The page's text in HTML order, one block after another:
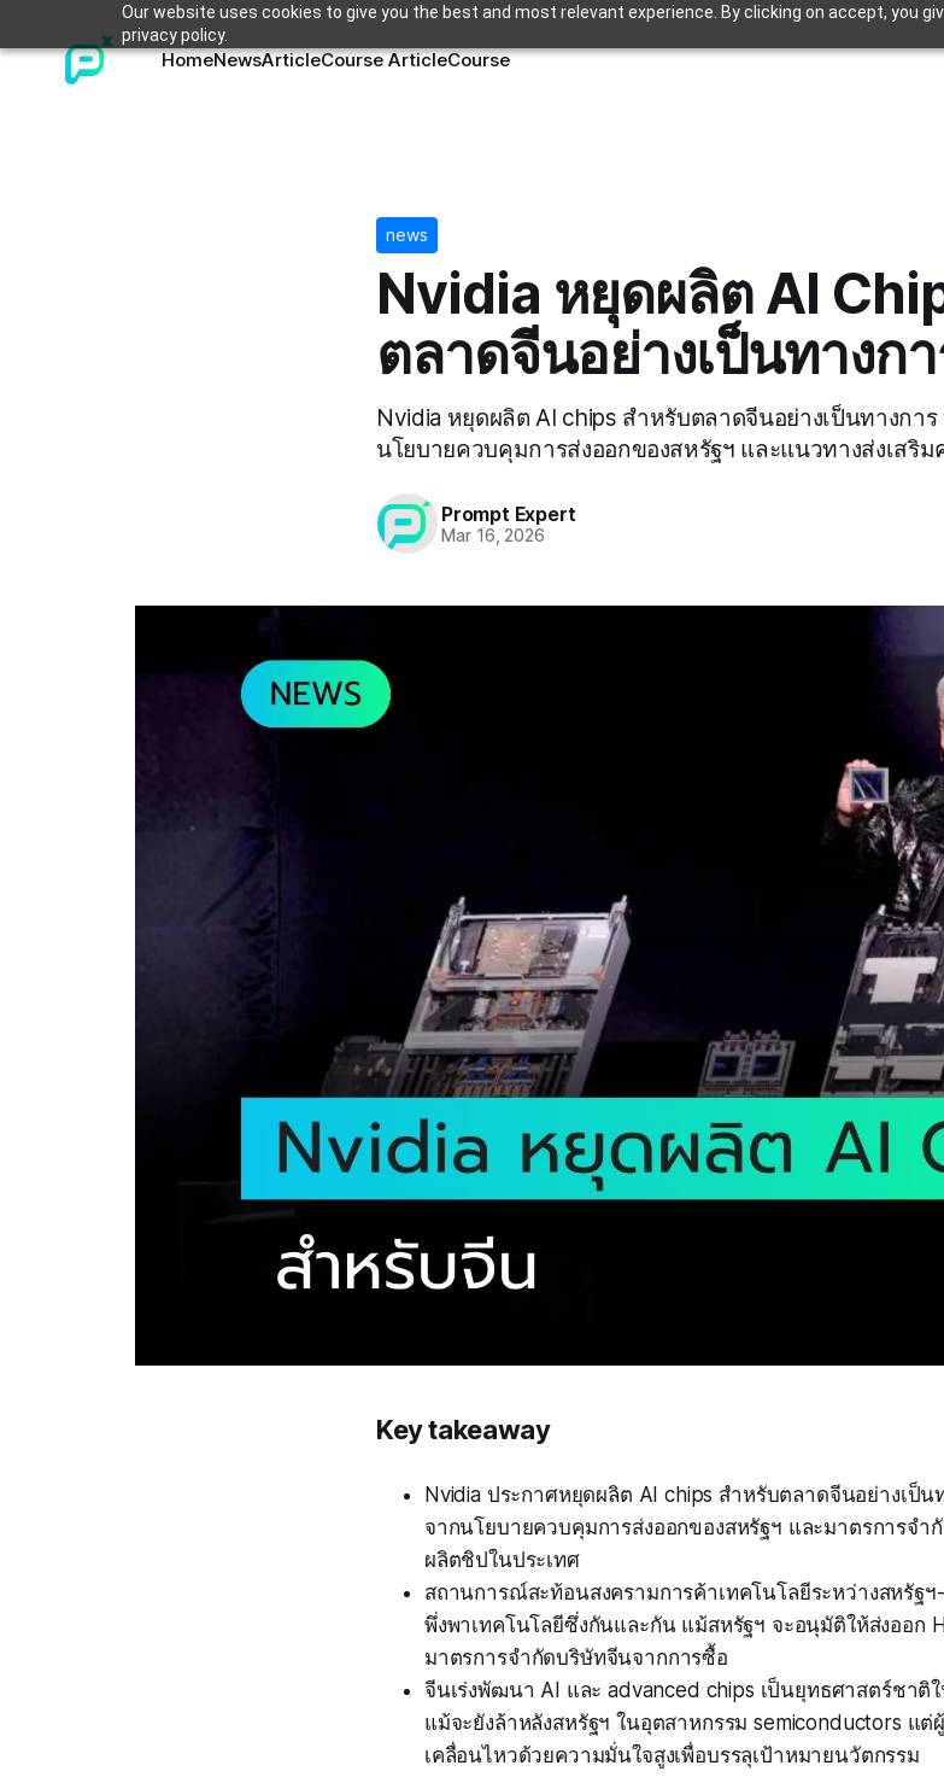
Our website uses cookies to give you the best and most relevant experience. By clicking on accept, you
privacy policy.
HomeNewsArticleCourse ArticleCourse
news
Nvidia หยุดผลิต AI
ตลาดจีนอย่างเป็นทางก
Nvidia หยุดผลิต AI chips สำหรับตลาดจีนอย่างเป็นทางกา
นโยบายควบคุมการส่งออกของสหรัฐฯ และแนวทางส่งเสริ
Prompt Expert
Mar 16, 2026
Key takeaway
Nvidia ประกาศหยุดผลิต AI chips สำหรับตลาดจีนอย่างเป็
จากนโยบายควบคุมการส่งออกของสหรัฐฯ และมาตรการจ
ผลิตชิปในประเทศ
สถานการณ์สะท้อนสงครามการค้าเทคโนโลยีระหว่างสหรัฐ
พึ่งพาเทคโนโลยีซึ่งกันและกัน แม้สหรัฐฯ จะอนุมัติให้ส่งออก
มาตรการจำกัดบริษัทจีนจากการซื้อ
จีนเร่งพัฒนา AI และ advanced chips เป็นยุทธศาสตร์ชาติ
แม้จะยังล้าหลังสหรัฐฯ ในอุตสาหกรรม semiconductors แต่
เคลื่อนไหวด้วยความมั่นใจสูงเพื่อบรรลุเป้าหมายนวัตกรรม